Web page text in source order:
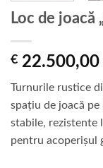
Loc de joacă
€ 22.500,00
Turnurile rustice
spațiu de joacă
stabile, rezistente
pentru acoperișul